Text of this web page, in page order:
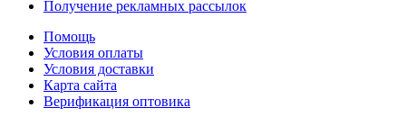
Получение рекламных рассылок
Помощь
Условия оплаты
Условия доставки
Карта сайта
Верификация оптовика